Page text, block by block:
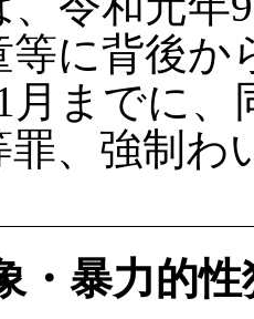
等に背後か
月までに
罪、強制わ
暴力的性